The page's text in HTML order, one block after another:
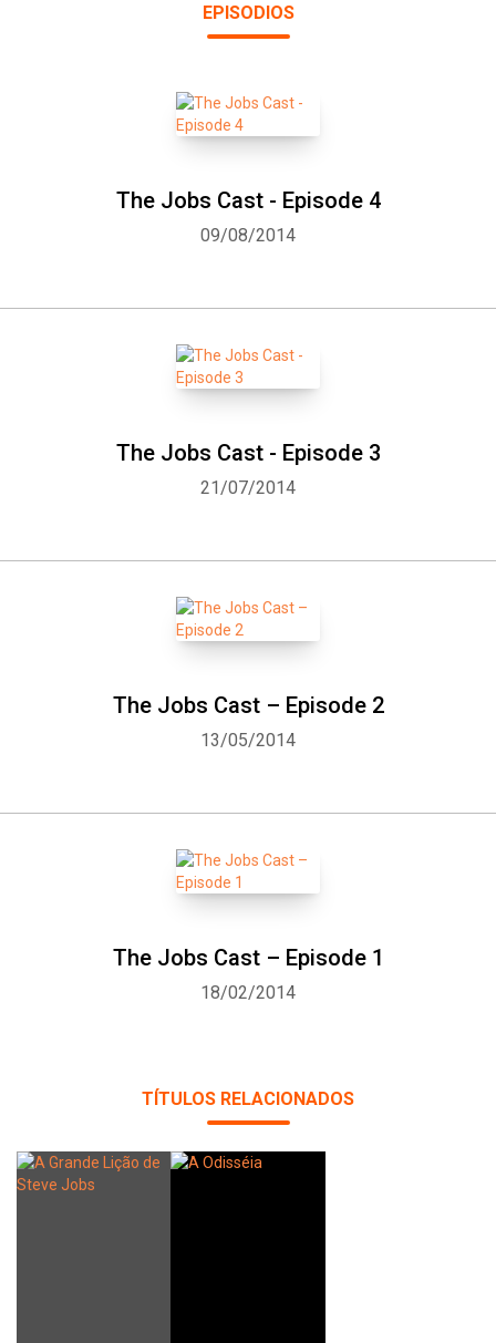
EPISODIOS
The Jobs Cast - Episode 4
09/08/2014
The Jobs Cast - Episode 3
21/07/2014
The Jobs Cast – Episode 2
13/05/2014
The Jobs Cast – Episode 1
18/02/2014
TÍTULOS RELACIONADOS